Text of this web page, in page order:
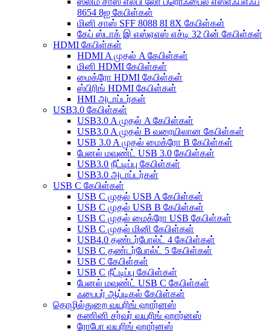
8654 8ஐ கேபிள்கள்
மினி சாஸ் SFF 8088 8I 8X கேபிள்கள்
கேப் ஸ்டாக் இ எஸ்ஏஎஸ் எச்டி 32 பின் கேபிள்கள்
HDMI கேபிள்கள்
HDMI A முதல் A கேபிள்கள்
மினி HDMI கேபிள்கள்
மைக்ரோ HDMI கேபிள்கள்
ஸ்பிரிங் HDMI கேபிள்கள்
HMI அடாப்டர்கள்
USB3.0 கேபிள்கள்
USB3.0 A முதல் A கேபிள்கள்
USB3.0 A முதல் B வரையிலான கேபிள்கள்
USB 3.0 A முதல் மைக்ரோ B கேபிள்கள்
பேனல் மவுண்ட் USB 3.0 கேபிள்கள்
USB3.0 நீட்டிப்பு கேபிள்கள்
USB3.0 அடாப்டர்கள்
USB C கேபிள்கள்
USB C முதல் USB A கேபிள்கள்
USB C முதல் USB B கேபிள்கள்
USB C முதல் மைக்ரோ USB கேபிள்கள்
USB C முதல் மினி கேபிள்கள்
USB4.0 தண்டர்போல்ட் 4 கேபிள்கள்
USB C தண்டர்போல்ட் 5 கேபிள்கள்
USB C கேபிள்கள்
USB C நீட்டிப்பு கேபிள்கள்
பேனல் மவுண்ட் USB C கேபிள்கள்
ஃபைபர் ஆப்டிகல் கேபிள்கள்
தொழில்துறை வயரிங் ஹார்னஸ்
கணினி சர்வர் வயரிங் ஹார்னஸ்
ரோபோ வயரிங் ஹார்னஸ்